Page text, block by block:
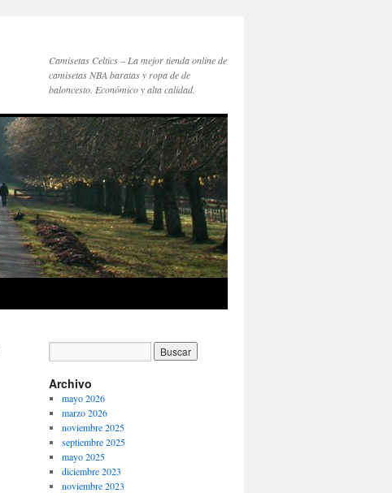
Camisetas Celtics – La mejor tienda online de
camisetas NBA baratas y ropa de de
baloncesto. Económico y alta calidad.
Archivo
mayo 2026
marzo 2026
noviembre 2025
septiembre 2025
mayo 2025
diciembre 2023
noviembre 2023